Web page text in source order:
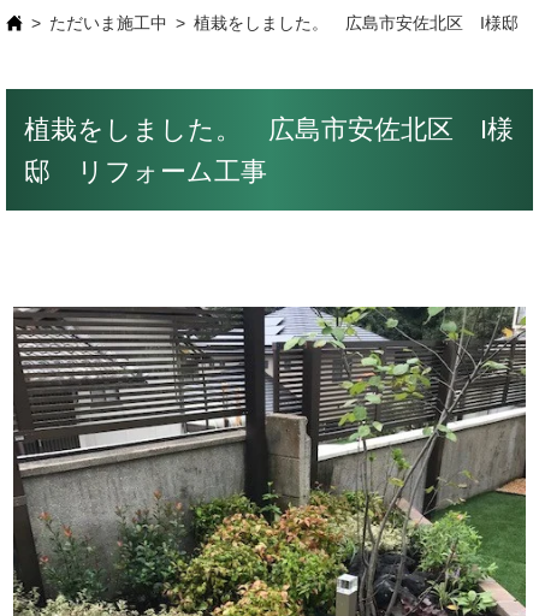
ただいま施工中 植栽をしました。 広島市安佐北区 I様邸
植栽をしました。 広島市安佐北区 I様
邸 リフォーム工事